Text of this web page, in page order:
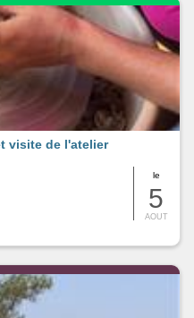
le
5
AOUT
visite de l'atelier